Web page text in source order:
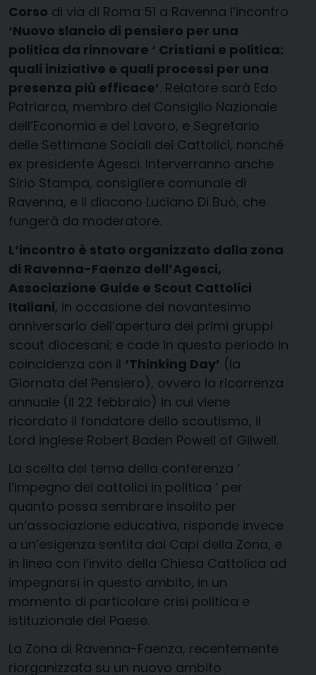
Corso di via di Roma 51 a Ravenna l’incontro
‘Nuovo slancio di pensiero per una
politica da rinnovare ‘ Cristiani e politica:
quali iniziative e quali processi per una
presenza più efficace’. Relatore sarà Edo
Patriarca, membro del Consiglio Nazionale
dell’Economia e del Lavoro, e Segretario
delle Settimane Sociali dei Cattolici, nonché
ex presidente Agesci. Interverranno anche
Sirio Stampa, consigliere comunale di
Ravenna, e il diacono Luciano Di Buò, che
fungerà da moderatore.
L’incontro è stato organizzato dalla zona
di Ravenna-Faenza dell’Agesci,
Associazione Guide e Scout Cattolici
Italiani, in occasione del novantesimo
anniversario dell’apertura dei primi gruppi
scout diocesani; e cade in questo periodo in
coincidenza con il ‘Thinking Day’ (la
Giornata del Pensiero), ovvero la ricorrenza
annuale (il 22 febbraio) in cui viene
ricordato il fondatore dello scoutismo, il
Lord inglese Robert Baden Powell of Gilwell.
La scelta del tema della conferenza ‘
l’impegno dei cattolici in politica ‘ per
quanto possa sembrare insolito per
un’associazione educativa, risponde invece
a un’esigenza sentita dai Capi della Zona, e
in linea con l’invito della Chiesa Cattolica ad
impegnarsi in questo ambito, in un
momento di particolare crisi politica e
istituzionale del Paese.
La Zona di Ravenna-Faenza, recentemente
riorganizzata su un nuovo ambito